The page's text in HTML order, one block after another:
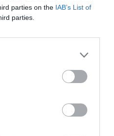
parties on the IAB’s List of
parties.
a